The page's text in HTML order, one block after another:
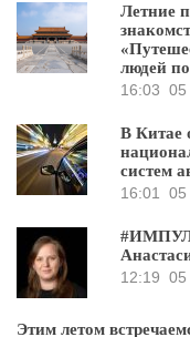
Летние
людей
16:03 05
В Китае
систем
16:01
05
12:19 05
Этим летом